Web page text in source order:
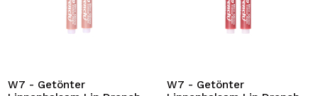
W7 - Getönter
W7 - Getönter